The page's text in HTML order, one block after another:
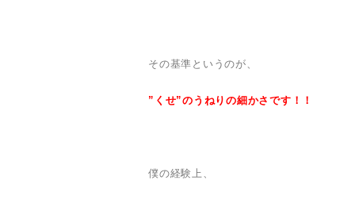
その基準というのが、
”くせ”のうねりの細かさです！！
僕の経験上、